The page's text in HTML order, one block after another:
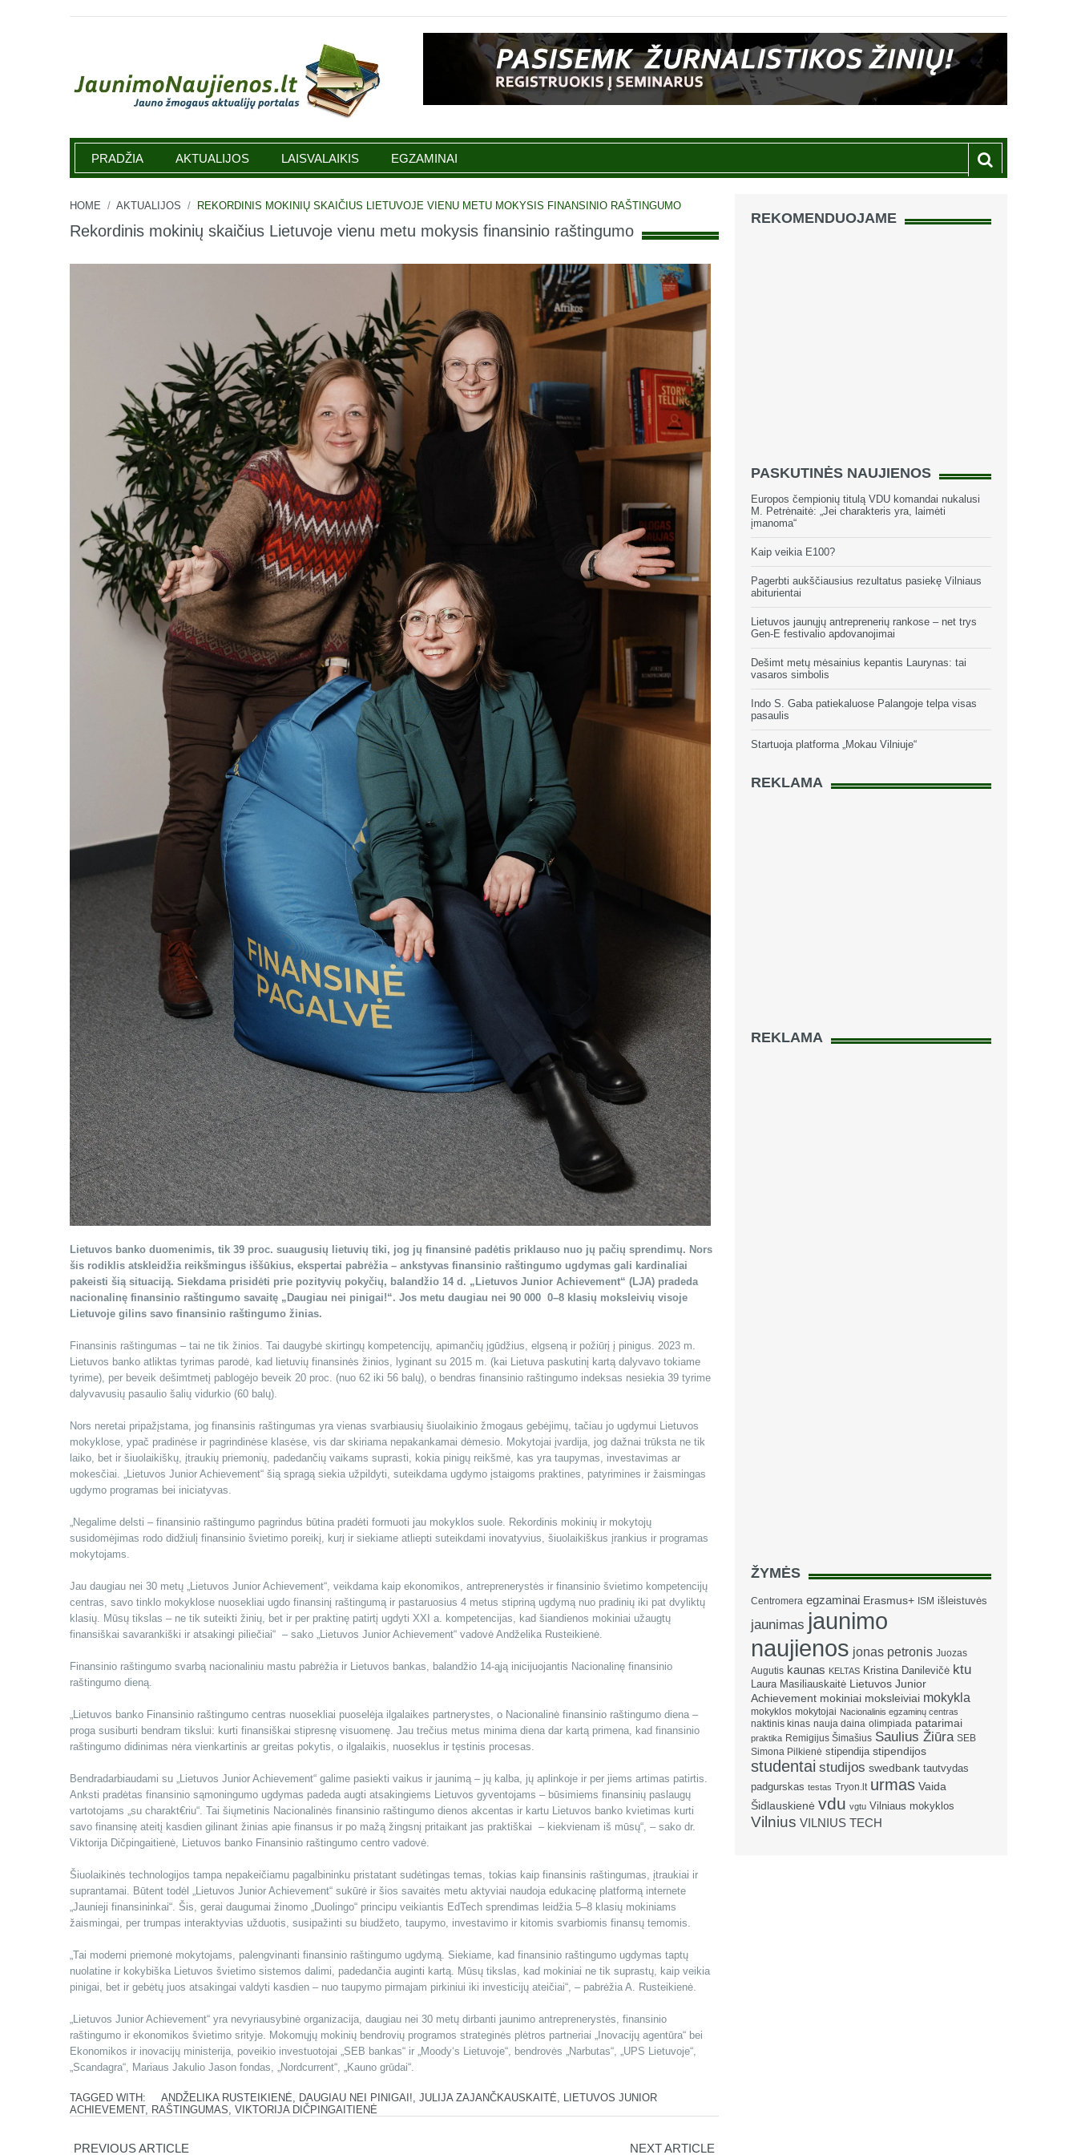
Jaunimonaujienos.lt
PRADŽIA AKTUALIJOS LAISVALAIKIS EGZAMINAI
HOME / AKTUALIJOS / REKORDINIS MOKINIŲ SKAIČIUS LIETUVOJE VIENU METU MOKYSIS FINANSINIO RAŠTINGUMO
Rekordinis mokinių skaičius Lietuvoje vienu metu mokysis finansinio raštingumo
Lietuvos banko duomenimis, tik 39 proc. suaugusių lietuvių tiki, jog jų finansinė padėtis priklauso nuo jų pačių sprendimų. Nors
šis rodiklis atskleidžia reikšmingus iššūkius, ekspertai pabrėžia – ankstyvas finansinio raštingumo ugdymas gali kardinaliai
pakeisti šią situaciją. Siekdama prisidėti prie pozityvių pokyčių, balandžio 14 d. „Lietuvos Junior Achievement“ (LJA) pradeda
nacionalinę finansinio raštingumo savaitę „Daugiau nei pinigai!“. Jos metu daugiau nei 90 000 0–8 klasių moksleivių visoje
Lietuvoje gilins savo finansinio raštingumo žinias.
Finansinis raštingumas – tai ne tik žinios. Tai daugybė skirtingų kompetencijų, apimančių įgūdžius, elgseną ir požiūrį į pinigus. 2023 m.
Lietuvos banko atliktas tyrimas parodė, kad lietuvių finansinės žinios, lyginant su 2015 m. (kai Lietuva paskutinį kartą dalyvavo tokiame
tyrime), per beveik dešimtmetį pablogėjo beveik 20 proc. (nuo 62 iki 56 balų), o bendras finansinio raštingumo indeksas nesiekia 39 tyrime
dalyvavusių pasaulio šalių vidurkio (60 balų).
Nors neretai pripažįstama, jog finansinis raštingumas yra vienas svarbiausių šiuolaikinio žmogaus gebėjimų, tačiau jo ugdymui Lietuvos
mokyklose, ypač pradinėse ir pagrindinėse klasėse, vis dar skiriama nepakankamai dėmesio. Mokytojai įvardija, jog dažnai trūksta ne tik
laiko, bet ir šiuolaikiškų, įtraukių priemonių, padedančių vaikams suprasti, kokia pinigų reikšmė, kas yra taupymas, investavimas ar
mokesčiai. „Lietuvos Junior Achievement“ šią spragą siekia užpildyti, suteikdama ugdymo įstaigoms praktines, patyrimines ir žaismingas
ugdymo programas bei iniciatyvas.
„Negalime delsti – finansinio raštingumo pagrindus būtina pradėti formuoti jau mokyklos suole. Rekordinis mokinių ir mokytojų
susidomėjimas rodo didžiulį finansinio švietimo poreikį, kurį ir siekiame atliepti suteikdami inovatyvius, šiuolaikiškus įrankius ir programas
mokytojams.
Jau daugiau nei 30 metų „Lietuvos Junior Achievement“, veikdama kaip ekonomikos, antreprenerystės ir finansinio švietimo kompetencijų
centras, savo tinklo mokyklose nuosekliai ugdo finansinį raštingumą ir pastaruosius 4 metus stipriną ugdymą nuo pradinių iki pat dvyliktų
klasių. Mūsų tikslas – ne tik suteikti žinių, bet ir per praktinę patirtį ugdyti XXI a. kompetencijas, kad šiandienos mokiniai užaugtų
finansiškai savarankiški ir atsakingi piliečiai“ – sako „Lietuvos Junior Achievement“ vadovė Andželika Rusteikienė.
Finansinio raštingumo svarbą nacionaliniu mastu pabrėžia ir Lietuvos bankas, balandžio 14-ąją inicijuojantis Nacionalinę finansinio
raštingumo dieną.
„Lietuvos banko Finansinio raštingumo centras nuosekliai puoselėja ilgalaikes partnerystes, o Nacionalinė finansinio raštingumo diena –
proga susiburti bendram tikslui: kurti finansiškai stipresnę visuomenę. Jau trečius metus minima diena dar kartą primena, kad finansinio
raštingumo didinimas nėra vienkartinis ar greitas pokytis, o ilgalaikis, nuoseklus ir tęstinis procesas.
Bendradarbiaudami su „Lietuvos Junior Achievement“ galime pasiekti vaikus ir jaunimą – jų kalba, jų aplinkoje ir per jiems artimas patirtis.
Anksti pradėtas finansinio sąmoningumo ugdymas padeda augti atsakingiems Lietuvos gyventojams – būsimiems finansinių paslaugų
vartotojams „su charakt€riu“. Tai šiųmetinis Nacionalinės finansinio raštingumo dienos akcentas ir kartu Lietuvos banko kvietimas kurti
savo finansinę ateitį kasdien gilinant žinias apie finansus ir po mažą žingsnį pritaikant jas praktiškai – kiekvienam iš mūsų“, – sako dr.
Viktorija Dičpingaitienė, Lietuvos banko Finansinio raštingumo centro vadovė.
Šiuolaikinės technologijos tampa nepakeičiamu pagalbininku pristatant sudėtingas temas, tokias kaip finansinis raštingumas, įtraukiai ir
suprantamai. Būtent todėl „Lietuvos Junior Achievement“ sukūrė ir šios savaitės metu aktyviai naudoja edukacinę platformą internete
„Jaunieji finansininkai“. Šis, gerai daugumai žinomo „Duolingo“ principu veikiantis EdTech sprendimas leidžia 5–8 klasių mokiniams
žaismingai, per trumpas interaktyvias užduotis, susipažinti su biudžeto, taupymo, investavimo ir kitomis svarbiomis finansų temomis.
„Tai moderni priemonė mokytojams, palengvinanti finansinio raštingumo ugdymą. Siekiame, kad finansinio raštingumo ugdymas taptų
nuolatine ir kokybiška Lietuvos švietimo sistemos dalimi, padedančia auginti kartą. Mūsų tikslas, kad mokiniai ne tik suprastų, kaip veikia
pinigai, bet ir gebėtų juos atsakingai valdyti kasdien – nuo taupymo pirmajam pirkiniui iki investicijų ateičiai“, – pabrėžia A. Rusteikienė.
„Lietuvos Junior Achievement“ yra nevyriausybinė organizacija, daugiau nei 30 metų dirbanti jaunimo antreprenerystės, finansinio
raštingumo ir ekonomikos švietimo srityje. Mokomųjų mokinių bendrovių programos strateginės plėtros partneriai „Inovacijų agentūra“ bei
Ekonomikos ir inovacijų ministerija, poveikio investuotojai „SEB bankas“ ir „Moody‘s Lietuvoje“, bendrovės „Narbutas“, „UPS Lietuvoje“,
„Scandagra“, Mariaus Jakulio Jason fondas, „Nordcurrent“, „Kauno grūdai“.
TAGGED WITH: ANDŽELIKA RUSTEIKIENĖ, DAUGIAU NEI PINIGAI!, JULIJA ZAJANČKAUSKAITĖ, LIETUVOS JUNIOR
ACHIEVEMENT, RAŠTINGUMAS, VIKTORIJA DIČPINGAITIENĖ
PREVIOUS ARTICLE NEXT ARTICLE
REKOMENDUOJAME
PASKUTINĖS NAUJIENOS
Europos čempionių titulą VDU komandai nukalusi
M. Petrėnaitė: „Jei charakteris yra, laimėti
įmanoma“
Kaip veikia E100?
Pagerbti aukščiausius rezultatus pasiekę Vilniaus
abiturientai
Lietuvos jaunųjų antreprenerių rankose – net trys
Gen-E festivalio apdovanojimai
Dešimt metų mėsainius kepantis Laurynas: tai
vasaros simbolis
Indo S. Gaba patiekaluose Palangoje telpa visas
pasaulis
Startuoja platforma „Mokau Vilniuje“
REKLAMA
REKLAMA
ŽYMĖS
Centromera egzaminai Erasmus+ ISM išleistuvės
jaunimas jaunimo
naujienos jonas petronis Juozas
Augutis kaunas KELTAS Kristina Danilevičė ktu
Laura Masiliauskaitė Lietuvos Junior
Achievement mokiniai moksleiviai mokykla
mokyklos mokytojai Nacionalinis egzaminų centras
naktinis kinas nauja daina olimpiada patarimai
praktika Remigijus Šimašius Saulius Žiūra SEB
Simona Pilkienė stipendija stipendijos
studentai studijos swedbank tautvydas
padgurskas testas Tryon.lt urmas Vaida
Šidlauskienė vdu vgtu Vilniaus mokyklos
Vilnius VILNIUS TECH